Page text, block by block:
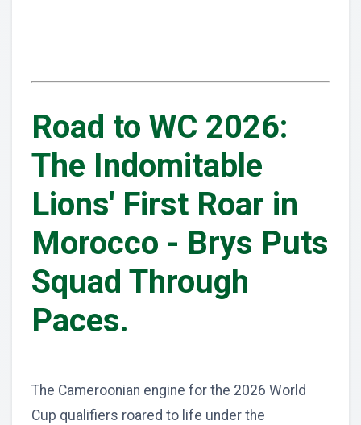
Road to WC 2026:
The Indomitable
Lions' First Roar in
Morocco - Brys Puts
Squad Through
Paces.
The Cameroonian engine for the 2026 World
Cup qualifiers roared to life under the